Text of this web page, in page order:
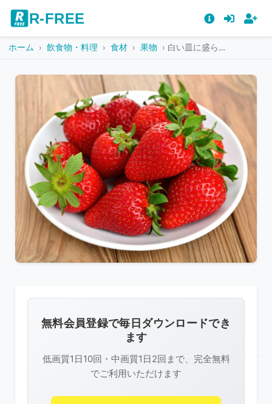
R-FREE
ホーム 飲食物・料理 食材 果物 白い皿に盛られた大きなイチゴ
像
は
R-
FREE
無料会員登録で毎日ダウンロードでき
ます
低画質1日10回・中画質1日2回まで、完全無料
でご利用いただけます